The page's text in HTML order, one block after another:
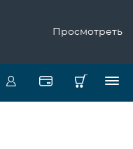
Просмотреть